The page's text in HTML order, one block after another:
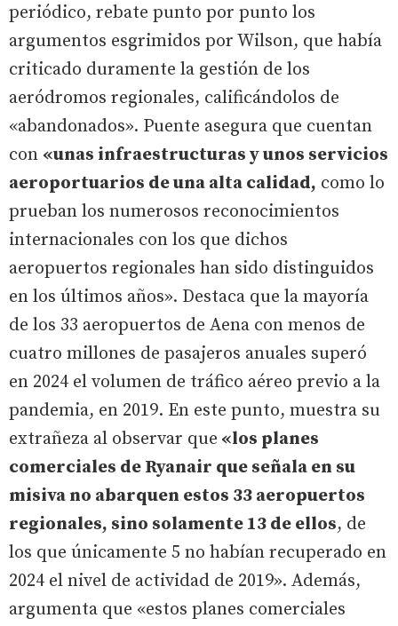
periódico, rebate punto por punto los
argumentos esgrimidos por Wilson, que había
criticado duramente la gestión de los
aeródromos regionales, calificándolos de
«abandonados». Puente asegura que cuentan
con «unas infraestructuras y unos servicios
aeroportuarios de una alta calidad, como lo
prueban los numerosos reconocimientos
internacionales con los que dichos
aeropuertos regionales han sido distinguidos
en los últimos años». Destaca que la mayoría
de los 33 aeropuertos de Aena con menos de
cuatro millones de pasajeros anuales superó
en 2024 el volumen de tráfico aéreo previo a la
pandemia, en 2019. En este punto, muestra su
extrañeza al observar que «los planes
comerciales de Ryanair que señala en su
misiva no abarquen estos 33 aeropuertos
regionales, sino solamente 13 de ellos, de
los que únicamente 5 no habían recuperado en
2024 el nivel de actividad de 2019». Además,
argumenta que «estos planes comerciales